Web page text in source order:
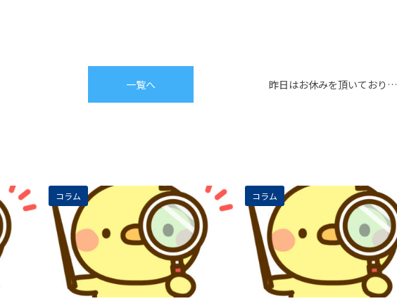
一覧へ 昨日はお休みを頂いており…
コラム コラム